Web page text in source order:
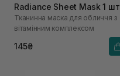
Radiance Sheet Mask 1 шт
Тканинна маска для обличчя з
вітамінним комплексом
145₴